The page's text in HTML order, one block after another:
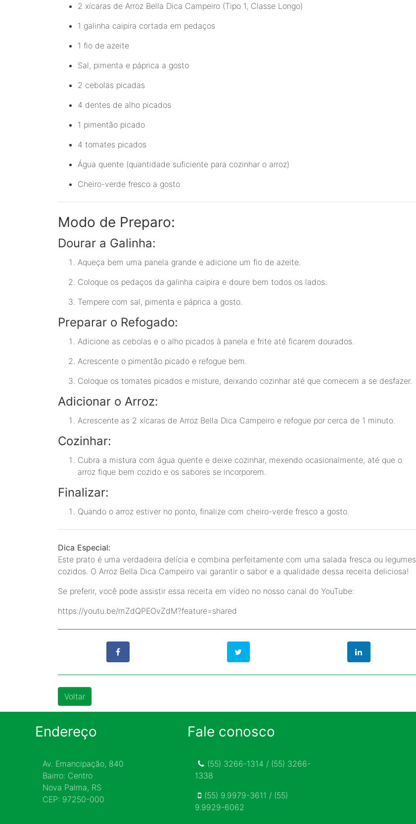
2 xícaras de Arroz Bella Dica Campeiro (Tipo 1, Classe Longo)
1 galinha caipira cortada em pedaços
1 fio de azeite
Sal, pimenta e páprica a gosto
2 cebolas picadas
4 dentes de alho picados
1 pimentão picado
4 tomates picados
Água quente (quantidade suficiente para cozinhar o arroz)
Cheiro-verde fresco a gosto
Modo de Preparo:
Dourar a Galinha:
Aqueça bem uma panela grande e adicione um fio de azeite.
Coloque os pedaços da galinha caipira e doure bem todos os lados.
Tempere com sal, pimenta e páprica a gosto.
Preparar o Refogado:
Adicione as cebolas e o alho picados à panela e frite até ficarem dourados.
Acrescente o pimentão picado e refogue bem.
Coloque os tomates picados e misture, deixando cozinhar até que comecem a se desfazer.
Adicionar o Arroz:
Acrescente as 2 xícaras de Arroz Bella Dica Campeiro e refogue por cerca de 1 minuto.
Cozinhar:
Cubra a mistura com água quente e deixe cozinhar, mexendo ocasionalmente, até que o
arroz fique bem cozido e os sabores se incorporem.
Finalizar:
Quando o arroz estiver no ponto, finalize com cheiro-verde fresco a gosto.
Dica Especial:
Este prato é uma verdadeira delícia e combina perfeitamente com uma salada fresca ou legumes
cozidos. O Arroz Bella Dica Campeiro vai garantir o sabor e a qualidade dessa receita deliciosa!
Se preferir, você pode assistir essa receita em vídeo no nosso canal do YouTube:
https://youtu.be/mZdQPEOvZdM?feature=shared
Voltar
Endereço
Av. Emancipação, 840
Bairro: Centro
Nova Palma, RS
CEP: 97250-000
Fale conosco
(55) 3266-1314 / (55) 3266-
1338
(55) 9.9979-3611 / (55)
9.9929-6062